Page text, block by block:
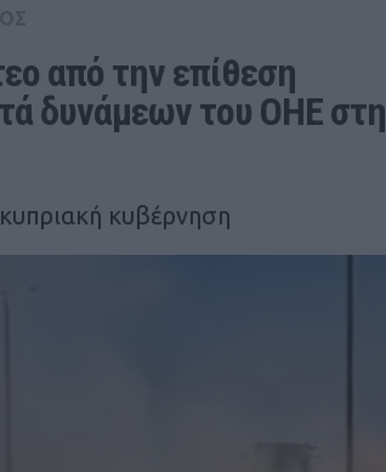
από την επίθεση
δυνάμεων του ΟΗΕ στη
κυβέρνηση